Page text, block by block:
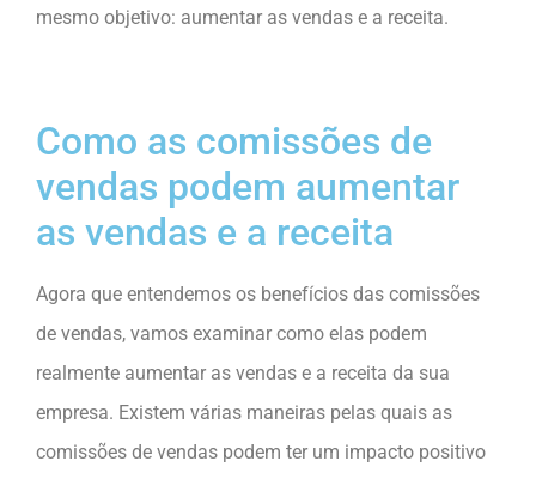
mesmo objetivo: aumentar as vendas e a receita.
Como as comissões de
vendas podem aumentar
as vendas e a receita
Agora que entendemos os benefícios das comissões
de vendas, vamos examinar como elas podem
realmente aumentar as vendas e a receita da sua
empresa. Existem várias maneiras pelas quais as
comissões de vendas podem ter um impacto positivo